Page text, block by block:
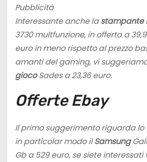
Pubblicità
Interessante anche lastampante
3730 multfunzione, in offerta a
euro in meno rispetto al prezzo
amanti del gaming, vi
giocoSades a 23,36 euro.
Offerte Ebay
Il primo suggerimento riguarda lo
in particolar modo ilSamsung
Gb a 529 euro, se siete